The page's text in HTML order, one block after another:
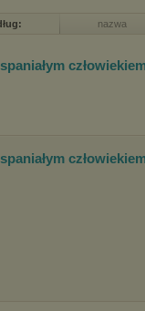
nazwa